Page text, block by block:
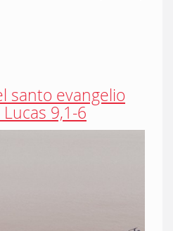
santo evangelio
9,1-6